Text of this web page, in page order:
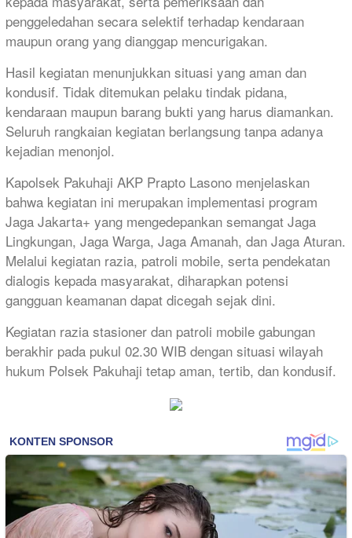
penggeledahan secara selektif terhadap kendaraan
maupun orang yang dianggap mencurigakan.
Hasil kegiatan menunjukkan situasi yang aman dan
kondusif. Tidak ditemukan pelaku tindak pidana,
kendaraan maupun barang bukti yang harus diamankan.
Seluruh rangkaian kegiatan berlangsung tanpa adanya
kejadian menonjol.
Kapolsek Pakuhaji AKP Prapto Lasono menjelaskan
bahwa kegiatan ini merupakan implementasi program
Jaga Jakarta+ yang mengedepankan semangat Jaga
Lingkungan, Jaga Warga, Jaga Amanah, dan Jaga Aturan.
Melalui kegiatan razia, patroli mobile, serta pendekatan
dialogis kepada masyarakat, diharapkan potensi
gangguan keamanan dapat dicegah sejak dini.
Kegiatan razia stasioner dan patroli mobile gabungan
berakhir pada pukul 02.30 WIB dengan situasi wilayah
hukum Polsek Pakuhaji tetap aman, tertib, dan kondusif.